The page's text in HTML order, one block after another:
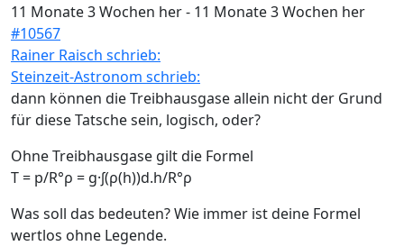
11 Monate 3 Wochen her- 11 Monate 3 Wochen her
#10567
Rainer Raisch schrieb:
Steinzeit-Astronom schrieb:
dann können die Treibhausgase allein nicht der Grund
für diese Tatsche sein, logisch, oder?
Ohne Treibhausgase gilt die Formel
T = p/R°ρ = g·∫(ρ(h))d.h/R°ρ
Was soll das bedeuten? Wie immer ist deine Formel
wertlos ohne Legende.